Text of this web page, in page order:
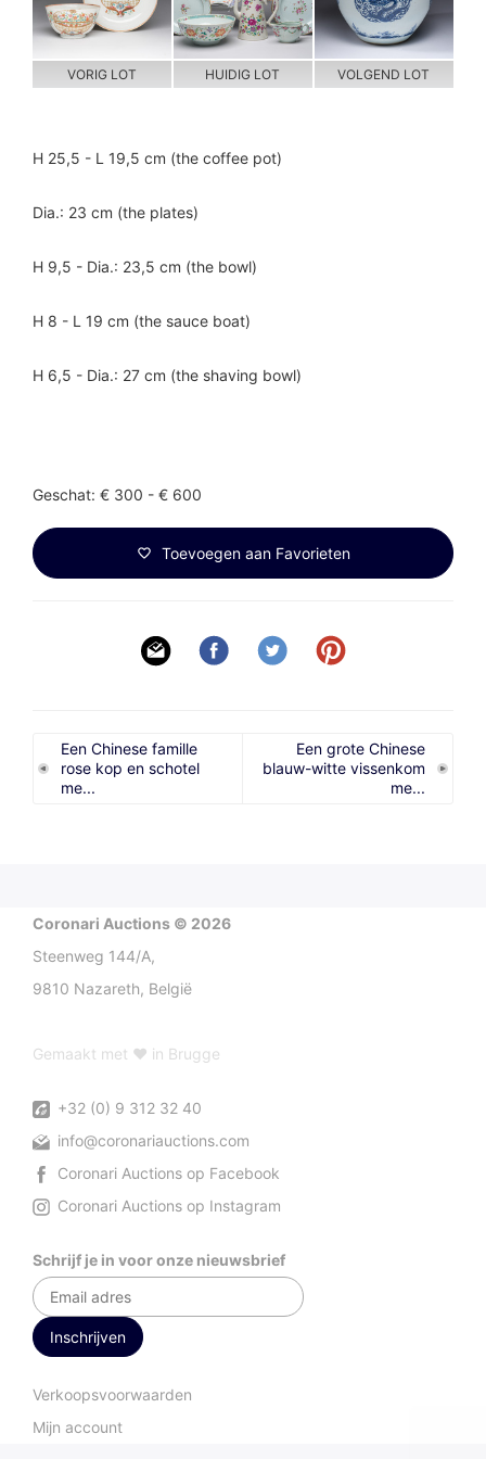
VORIG LOT HUIDIG LOT VOLGEND LOT
H 25,5 - L 19,5 cm (the coffee pot)
Dia.: 23 cm (the plates)
H 9,5 - Dia.: 23,5 cm (the bowl)
H 8 - L 19 cm (the sauce boat)
H 6,5 - Dia.: 27 cm (the shaving bowl)
Geschat: € 300 - € 600
Toevoegen aan Favorieten
Een Chinese famille
rose kop en schotel
me...
Een grote Chinese
blauw-witte vissenkom
me...
Coronari Auctions © 2026
Steenweg 144/A,
9810 Nazareth, België
Gemaakt met ♥ in Brugge
+32 (0) 9 312 32 40
info@coronariauctions.com
Coronari Auctions op Facebook
Coronari Auctions op Instagram
Schrijf je in voor onze nieuwsbrief
Verkoopsvoorwaarden
Mijn account